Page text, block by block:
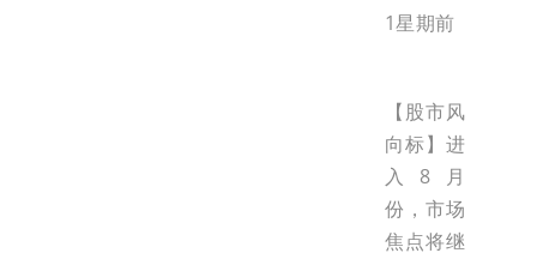
1星期前
【股市风
向标】进
入8月
份，市场
焦点将继